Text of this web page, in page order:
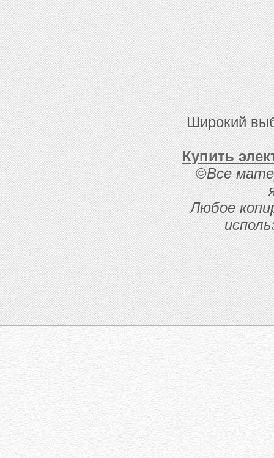
Широкий
Купить
©Все
Любое